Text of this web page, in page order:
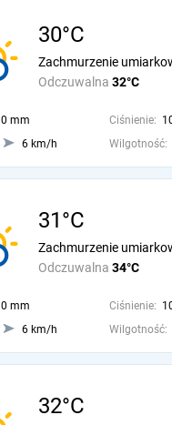
30°C
Odczuwalna 32°C
Zachmurzenie
0 mm Ciśnienie:
6 km/h Wilgotność:
31°C
Odczuwalna 34°C
Zachmurzenie
0 mm Ciśnienie:
6 km/h Wilgotność:
32°C